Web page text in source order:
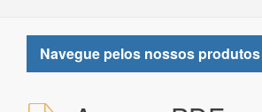
Navegue pelos nossos produtos